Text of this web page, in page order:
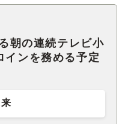
朝の連続テレビ小
インを務める予定